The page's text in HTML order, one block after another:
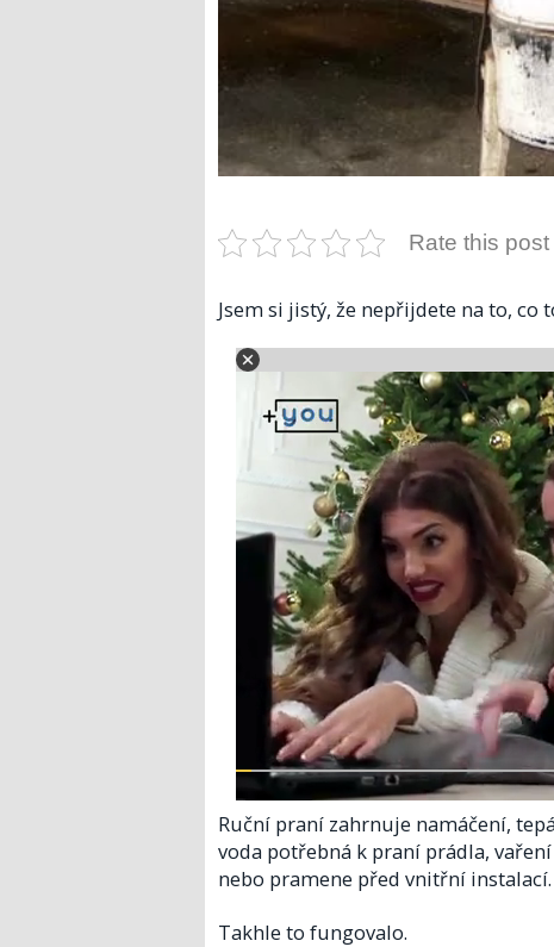
Rate this post
Jsem si jistý, že nepřijdete na to, co
Ruční praní zahrnuje namáčení,
voda potřebná k praní prádla,
nebo pramene před vnitřní instalací.
Takhle to fungovalo.